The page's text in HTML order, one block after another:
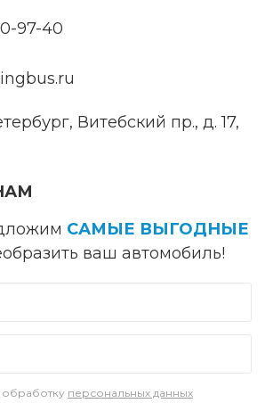
97-40
Витебский пр., д. 17,
САМЫЕ ВЫГОДНЫЕ
ваш автомобиль!
персональных данных